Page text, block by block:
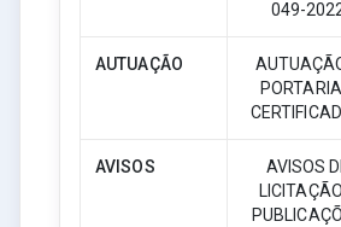
049-
AUTUAÇÃO
AVISOS
AVISOS